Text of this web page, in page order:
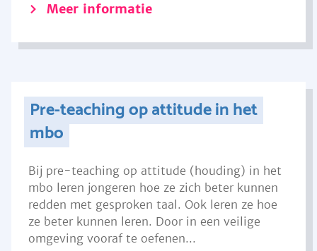
Meer informatie
Pre-teaching op attitude in het
mbo
Bij pre-teaching op attitude (houding) in het
mbo leren jongeren hoe ze zich beter kunnen
redden met gesproken taal. Ook leren ze hoe
ze beter kunnen leren. Door in een veilige
omgeving vooraf te oefenen...